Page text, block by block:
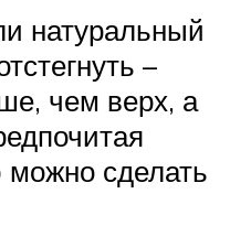
натуральный
–
чем верх, а
можно сделать